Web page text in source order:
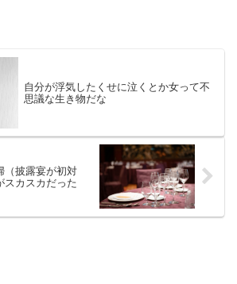
自分が浮気したくせに泣くとか女って不
思議な生き物だな
（披露宴が初対
スカスカだった